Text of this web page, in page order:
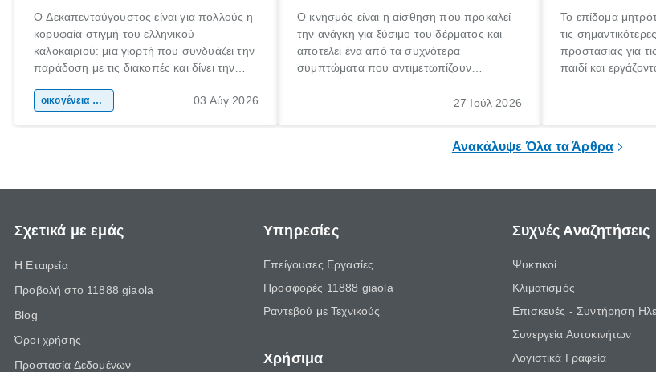
Ο Δεκαπενταύγουστος είναι για πολλούς η
κορυφαία στιγμή του ελληνικού
καλοκαιριού: μια γιορτή που συνδυάζει την
παράδοση με τις διακοπές και δίνει την
χώρας. Είτε πρόκειται για λίγες μέρες
οικογένεια & παιδί 03 Αύγ 2026
Ο κνησμός είναι η αίσθηση που προκαλεί
την ανάγκη για ξύσιμο του δέρματος και
αποτελεί ένα από τα συχνότερα
συμπτώματα που αντιμετωπίζουν
πληροφορίες για το «κνησμός τι είναι»,
27 Ιούλ 2026
Το επίδομα
τις
προστασίας για
παιδί και
σημαντική
Ανακάλυψε Όλα τα Άρθρα
Σχετικά με εμάς
Η Εταιρεία
Προβολή στο 11888 giaola
Blog
Όροι χρήσης
Προστασία Δεδομένων
Υπηρεσίες
Επείγουσες Εργασίες
Προσφορές 11888 giaola
Ραντεβού με Τεχνικούς
Χρήσιμα
Συχνές Αναζητήσεις
Ψυκτικοί
Κλιματισμός
Επισκευές - Συντήρηση
Συνεργεία Αυτοκινήτων
Λογιστικά Γραφεία